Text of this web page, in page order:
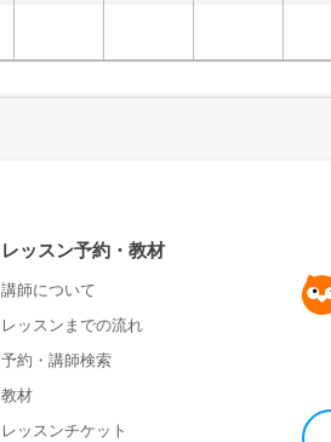
レッスン予約・教材
講師について
レッスンまでの流れ
予約・講師検索
教材
レッスンチケット